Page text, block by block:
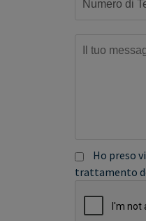
Ho preso
trattamento